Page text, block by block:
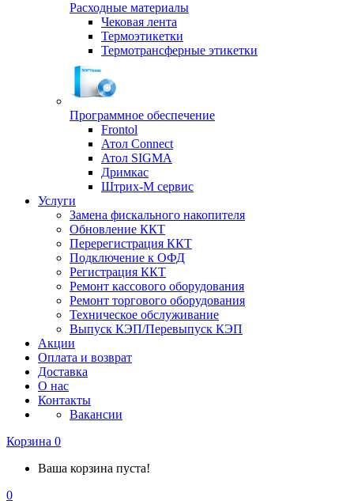
Расходные материалы
Чековая лента
Термоэтикетки
Термотрансферные этикетки
Программное обеспечение
Frontol
Атол Connect
Атол SIGMA
Дримкас
Штрих-М сервис
Услуги
Замена фискального накопителя
Обновление ККТ
Перерегистрация ККТ
Подключение к ОФД
Регистрация ККТ
Ремонт кассового оборудования
Ремонт торгового оборудования
Техническое обслуживание
Выпуск КЭП/Перевыпуск КЭП
Акции
Оплата и возврат
Доставка
О нас
Контакты
Вакансии
Корзина 0
Ваша корзина пуста!
0